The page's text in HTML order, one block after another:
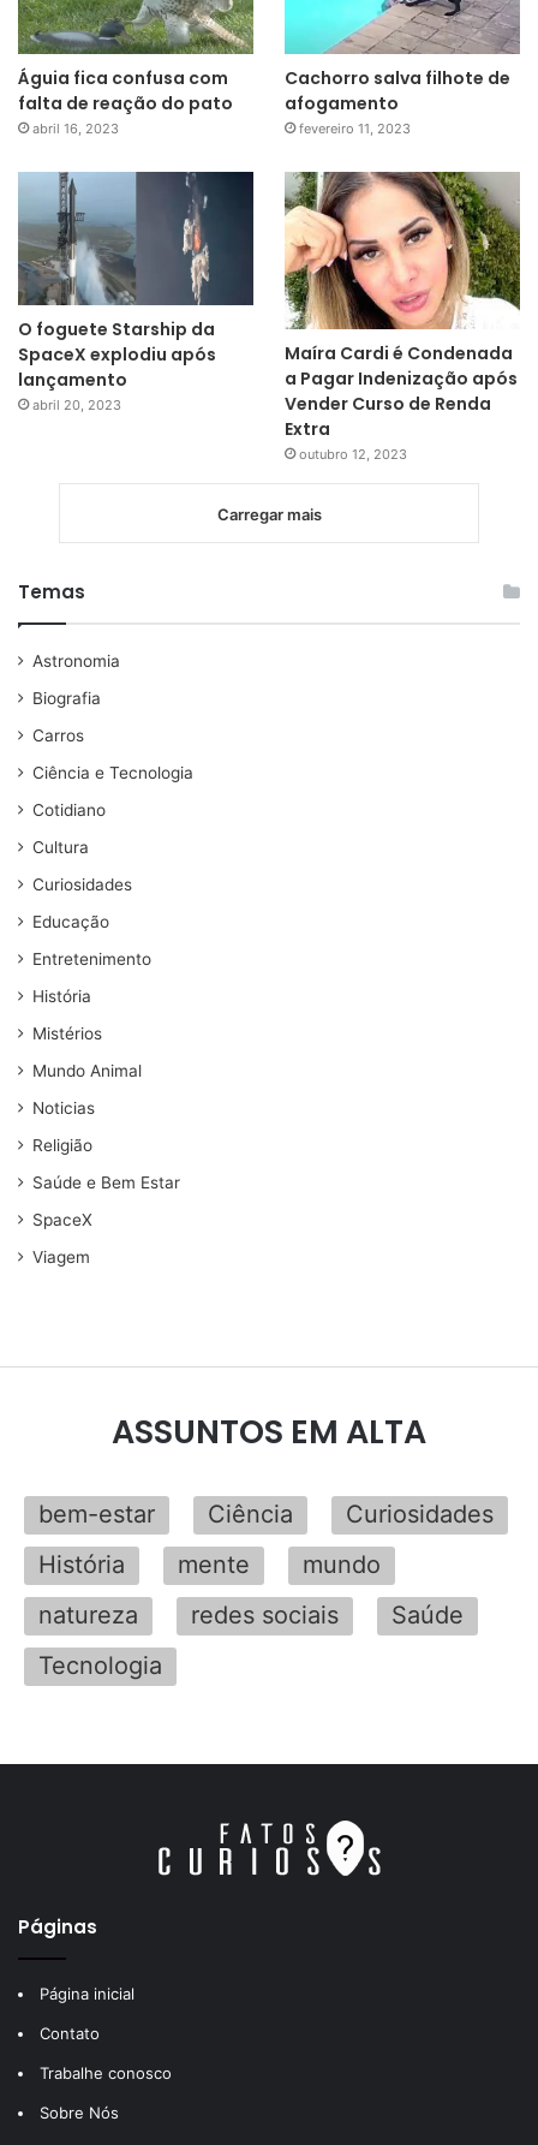
Águia fica confusa com
falta de reação do pato
abril 16, 2023
Cachorro salva filhote de
afogamento
fevereiro 11, 2023
O foguete Starship da
SpaceX explodiu após
lançamento
abril 20, 2023
Maíra Cardi é Condenada
a Pagar Indenização após
Vender Curso de Renda
Extra
outubro 12, 2023
Carregar mais
Temas
Astronomia
Biografia
Carros
Ciência e Tecnologia
Cotidiano
Cultura
Curiosidades
Educação
Entretenimento
História
Mistérios
Mundo Animal
Noticias
Religião
Saúde e Bem Estar
SpaceX
Viagem
ASSUNTOS EM ALTA
bem-estar Ciência
Curiosidades
História
mente
mundo
natureza
redes sociais
Saúde
Tecnologia
Páginas
Página inicial
Contato
Trabalhe conosco
Sobre Nós